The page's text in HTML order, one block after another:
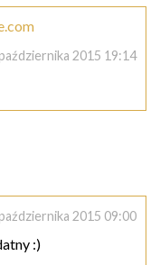
2015 19:14
2015 09:00
:)